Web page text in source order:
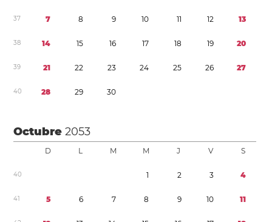
37 7 8 9 10 11 12 13
38 14 15 16 17 18 19 20
39 21 22 23 24 25 26 27
40 28 29 30
Octubre2053
D L M M J V S
40 1 2 3 4
41 5 6 7 8 9 10 11